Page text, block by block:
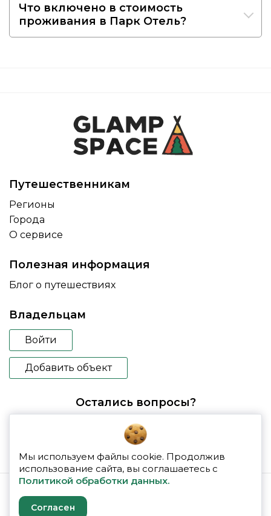
Что включено в стоимость
проживания в Парк Отель?
Путешественникам
Регионы
Города
О сервисе
Полезная информация
Блог о путешествиях
Владельцам
Войти
Добавить объект
Остались вопросы?
booking@glampspace.ru
Политика конфиденциальности
Мы используем файлы cookie. Продолжив
использование сайта, вы соглашаетесь с
Политикой обработки данных.
Согласен